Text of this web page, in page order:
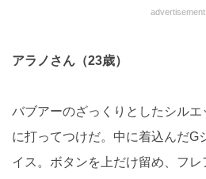
advertisement
アラノさん（23歳）
バブアーのざっくりとしたシル
に打ってつけだ。中に着込んだG
イス。ボタンを上だけ留め、フ